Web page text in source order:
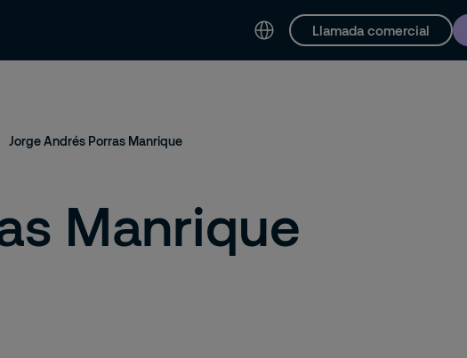
Llamada comercial
& Perspectivas Contáctenos y soporte
Jorge Andrés Porras Manrique
Manrique